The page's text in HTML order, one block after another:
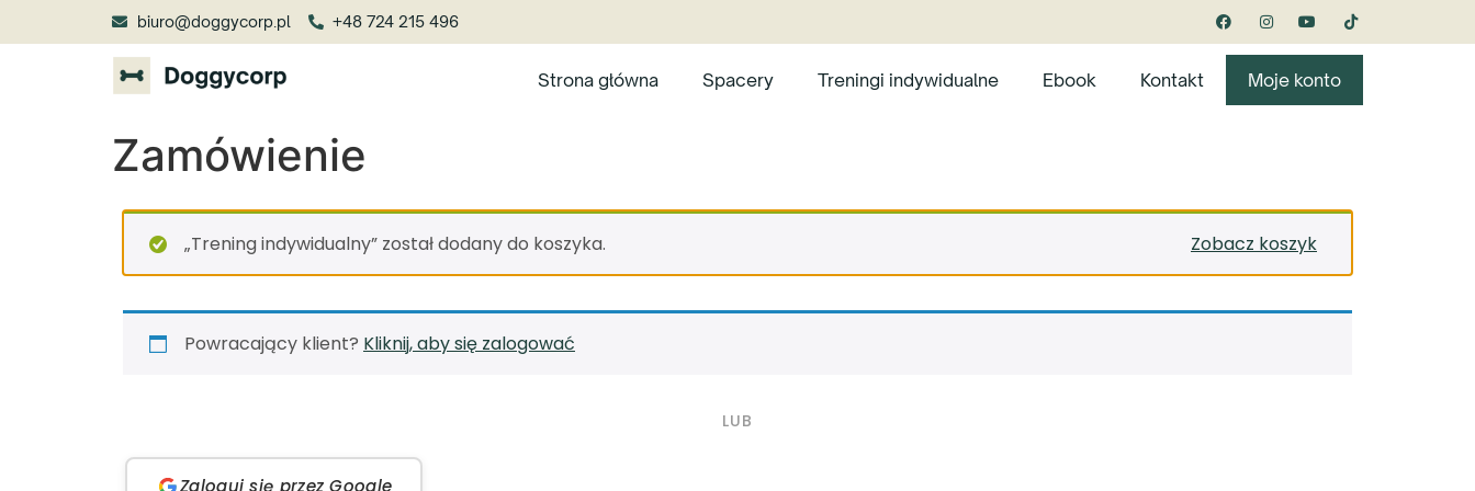
biuro@doggycorp.pl +48 724 215 496
Strona główna Spacery Treningi indywidualne Ebook Kontakt Moje konto
Zamówienie
„Trening indywidualny” został dodany do koszyka. Zobacz koszyk
Powracający klient? Kliknij, aby się zalogować